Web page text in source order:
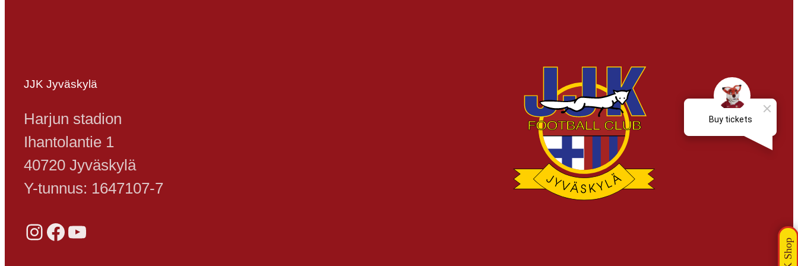
JJK Jyväskylä
Harjun stadion
Ihantolantie 1
40720 Jyväskylä
Y-tunnus: 1647107-7
Instagram Facebook YouTube